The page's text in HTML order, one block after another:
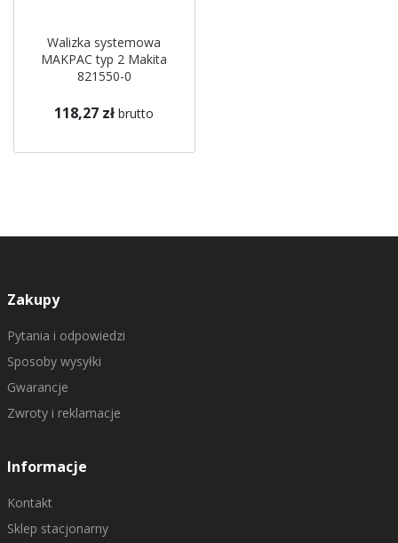
Walizka systemowa
MAKPAC typ 2 Makita
821550-0
118,27 zł brutto
Zakupy
Pytania i odpowiedzi
Sposoby wysyłki
Gwarancje
Zwroty i reklamacje
Informacje
Kontakt
Sklep stacjonarny